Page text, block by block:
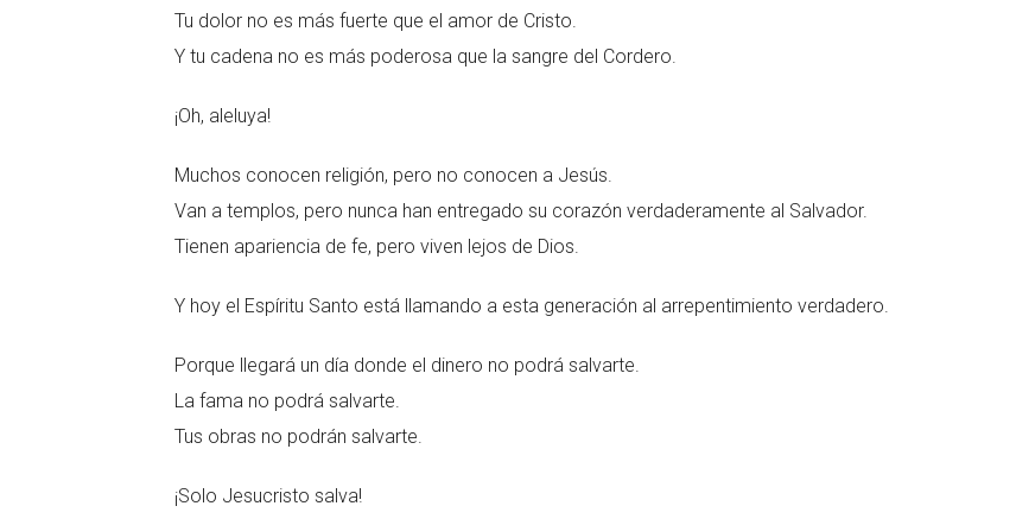
Tu dolor no es más fuerte que el amor de Cristo.
Y tu cadena no es más poderosa que la sangre del Cordero.
¡Oh, aleluya!
Muchos conocen religión, pero no conocen a Jesús.
Van a templos, pero nunca han entregado su corazón verdaderamente al Salvador.
Tienen apariencia de fe, pero viven lejos de Dios.
Y hoy el Espíritu Santo está llamando a esta generación al arrepentimiento verdadero.
Porque llegará un día donde el dinero no podrá salvarte.
La fama no podrá salvarte.
Tus obras no podrán salvarte.
¡Solo Jesucristo salva!